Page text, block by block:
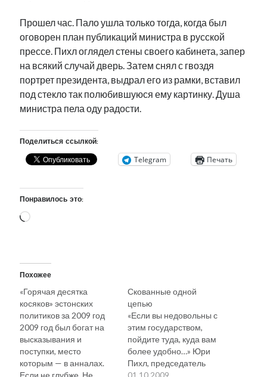
Прошел час. Пало ушла только тогда, когда был
оговорен план публикаций министра в русской
прессе. Пихл оглядел стены своего кабинета, запер
на всякий случай дверь. Затем снял с гвоздя
портрет президента, выдрал его из рамки, вставил
под стекло так полюбившуюся ему картинку. Душа
министра пела оду радости.
Поделиться ссылкой:
Telegram Печать
Понравилось это:
Загрузка…
Похожее
«Горячая десятка
косяков» эстонских
политиков за 2009 год
2009 год был богат на
высказывания и
поступки, место
которым — в анналах.
Если не глубже. Не
Скованные одной
цепью
«Если вы недовольны с
этим государством,
пойдите туда, куда вам
более удобно…» Юри
Пихл, председатель
SDE, 15.11.2008 г., Нарва
01.10.2009